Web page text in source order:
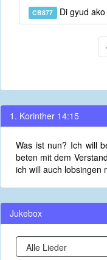
CB877 Di gyud ako
1. Korinther 14:15
Was ist nun? Ich will
beten mit dem
ich will auch lobsingen
Jukebox